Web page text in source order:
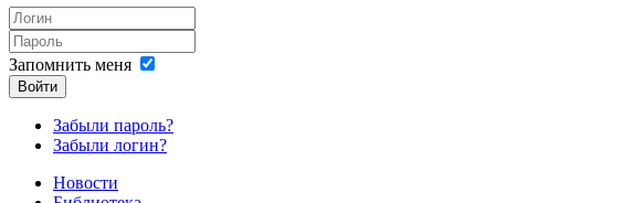
Запомнить меня
Войти
Забыли пароль?
Забыли логин?
Новости